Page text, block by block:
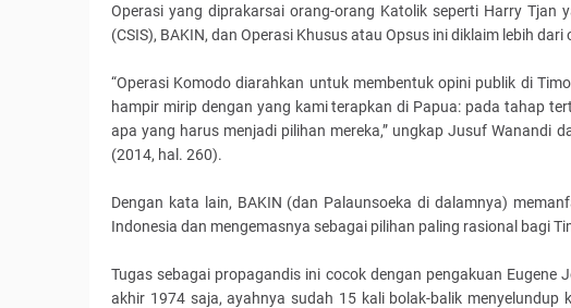
Operasi yang diprakarsai orang-orang Katolik seperti Harry
(CSIS), BAKIN, dan Operasi Khusus atau Opsus ini diklaim lebih dari
“Operasi Komodo diarahkan untuk membentuk opini publik di
hampir mirip dengan yang kami terapkan di Papua: pada tahap
apa yang harus menjadi pilihan mereka,” ungkap Jusuf Wanandi
(2014, hal. 260).
Dengan kata lain, BAKIN (dan Palaunsoeka di dalamnya)
Indonesia dan mengemasnya sebagai pilihan paling rasional bagi
Tugas sebagai propagandis ini cocok dengan pengakuan
akhir 1974 saja, ayahnya sudah 15 kali bolak-balik